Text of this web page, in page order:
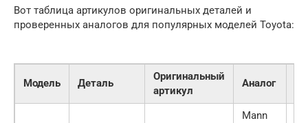
Вот таблица артикулов оригинальных деталей и
проверенных аналогов для популярных моделей Toyota:
Модель Деталь
Оригинальный
артикул
Аналог
Mann